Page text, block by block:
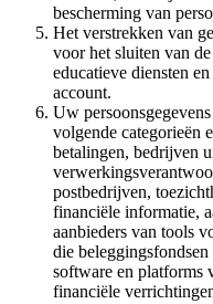
bescherming van
Het verstrekken van
voor het sluiten van
educatieve diensten
account.
Uw
volgende categorieën
betalingen, bedrijven
postbedrijven,
financiële informatie,
aanbieders van tools
die
software en platforms
financiële